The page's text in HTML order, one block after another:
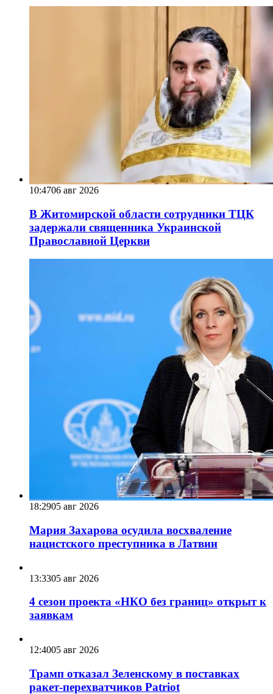
10:4706 авг 2026
В Житомирской области сотрудники ТЦК
задержали священника Украинской
Православной Церкви
18:2905 авг 2026
Мария Захарова осудила восхваление
нацистского преступника в Латвии
13:3305 авг 2026
4 сезон проекта «НКО без границ» открыт к
заявкам
12:4005 авг 2026
Трамп отказал Зеленскому в поставках
ракет-перехватчиков Patriot